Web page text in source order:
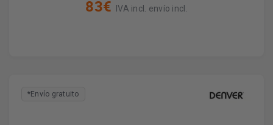
83€ IVA incl. envío incl.
*Envío gratuito